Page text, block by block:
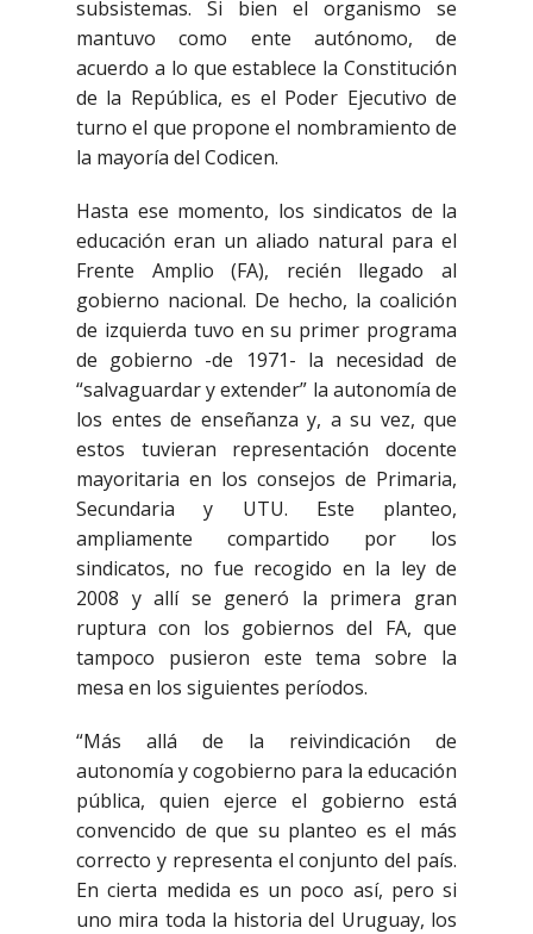
subsistemas. Si bien el organismo se
mantuvo como ente autónomo, de
acuerdo a lo que establece la Constitución
de la República, es el Poder Ejecutivo de
turno el que propone el nombramiento de
la mayoría del Codicen.
Hasta ese momento, los sindicatos de la
educación eran un aliado natural para el
Frente Amplio (FA), recién llegado al
gobierno nacional. De hecho, la coalición
de izquierda tuvo en su primer programa
de gobierno -de 1971- la necesidad de
“salvaguardar y extender” la autonomía de
los entes de enseñanza y, a su vez, que
estos tuvieran representación docente
mayoritaria en los consejos de Primaria,
Secundaria y UTU. Este planteo,
ampliamente compartido por los
sindicatos, no fue recogido en la ley de
2008 y allí se generó la primera gran
ruptura con los gobiernos del FA, que
tampoco pusieron este tema sobre la
mesa en los siguientes períodos.
“Más allá de la reivindicación de
autonomía y cogobierno para la educación
pública, quien ejerce el gobierno está
convencido de que su planteo es el más
correcto y representa el conjunto del país.
En cierta medida es un poco así, pero si
uno mira toda la historia del Uruguay, los